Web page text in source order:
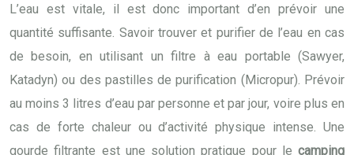
L’eau est vitale, il est donc important d’en prévoir une
quantité suffisante. Savoir trouver et purifier de l’eau en cas
de besoin, en utilisant un filtre à eau portable (Sawyer,
Katadyn) ou des pastilles de purification (Micropur). Prévoir
au moins 3 litres d’eau par personne et par jour, voire plus en
cas de forte chaleur ou d’activité physique intense. Une
gourde filtrante est une solution pratique pour le camping